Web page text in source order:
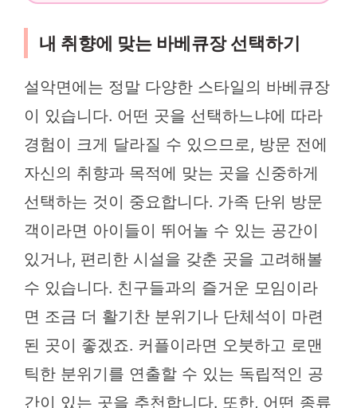
내 취향에 맞는 바베큐장 선택하기
설악면에는 정말 다양한 스타일의 바베큐장
이 있습니다. 어떤 곳을 선택하느냐에 따라
경험이 크게 달라질 수 있으므로, 방문 전에
자신의 취향과 목적에 맞는 곳을 신중하게
선택하는 것이 중요합니다. 가족 단위 방문
객이라면 아이들이 뛰어놀 수 있는 공간이
있거나, 편리한 시설을 갖춘 곳을 고려해볼
수 있습니다. 친구들과의 즐거운 모임이라
면 조금 더 활기찬 분위기나 단체석이 마련
된 곳이 좋겠죠. 커플이라면 오붓하고 로맨
틱한 분위기를 연출할 수 있는 독립적인 공
간이 있는 곳을 추천합니다. 또한, 어떤 종류